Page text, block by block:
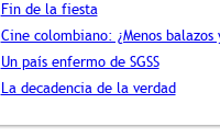
Fin de la fiesta
Cine colombiano: ¿Menos balazos
Un país enfermo de SGSS
La decadencia de la verdad